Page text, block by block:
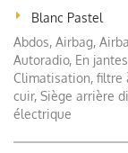
Blanc Pastel
Abdos, Airbag,
Autoradio, En
Climatisation, filtre
cuir, Siège arrière
électrique